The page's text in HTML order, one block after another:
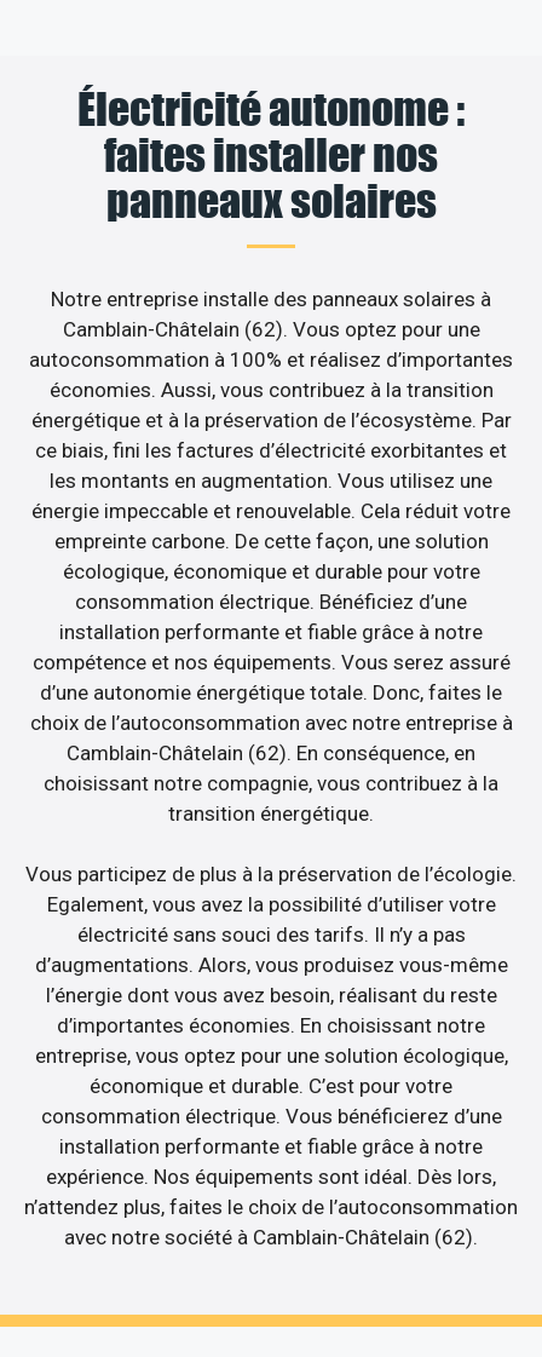
Électricité autonome :
faites installer nos
panneaux solaires
Notre entreprise installe des panneaux solaires à
Camblain-Châtelain (62). Vous optez pour une
autoconsommation à 100% et réalisez d’importantes
économies. Aussi, vous contribuez à la transition
énergétique et à la préservation de l’écosystème. Par
ce biais, fini les factures d’électricité exorbitantes et
les montants en augmentation. Vous utilisez une
énergie impeccable et renouvelable. Cela réduit votre
empreinte carbone. De cette façon, une solution
écologique, économique et durable pour votre
consommation électrique. Bénéficiez d’une
installation performante et fiable grâce à notre
compétence et nos équipements. Vous serez assuré
d’une autonomie énergétique totale. Donc, faites le
choix de l’autoconsommation avec notre entreprise à
Camblain-Châtelain (62). En conséquence, en
choisissant notre compagnie, vous contribuez à la
transition énergétique.
Vous participez de plus à la préservation de l’écologie.
Egalement, vous avez la possibilité d’utiliser votre
électricité sans souci des tarifs. Il n’y a pas
d’augmentations. Alors, vous produisez vous-même
l’énergie dont vous avez besoin, réalisant du reste
d’importantes économies. En choisissant notre
entreprise, vous optez pour une solution écologique,
économique et durable. C’est pour votre
consommation électrique. Vous bénéficierez d’une
installation performante et fiable grâce à notre
expérience. Nos équipements sont idéal. Dès lors,
n’attendez plus, faites le choix de l’autoconsommation
avec notre société à Camblain-Châtelain (62).